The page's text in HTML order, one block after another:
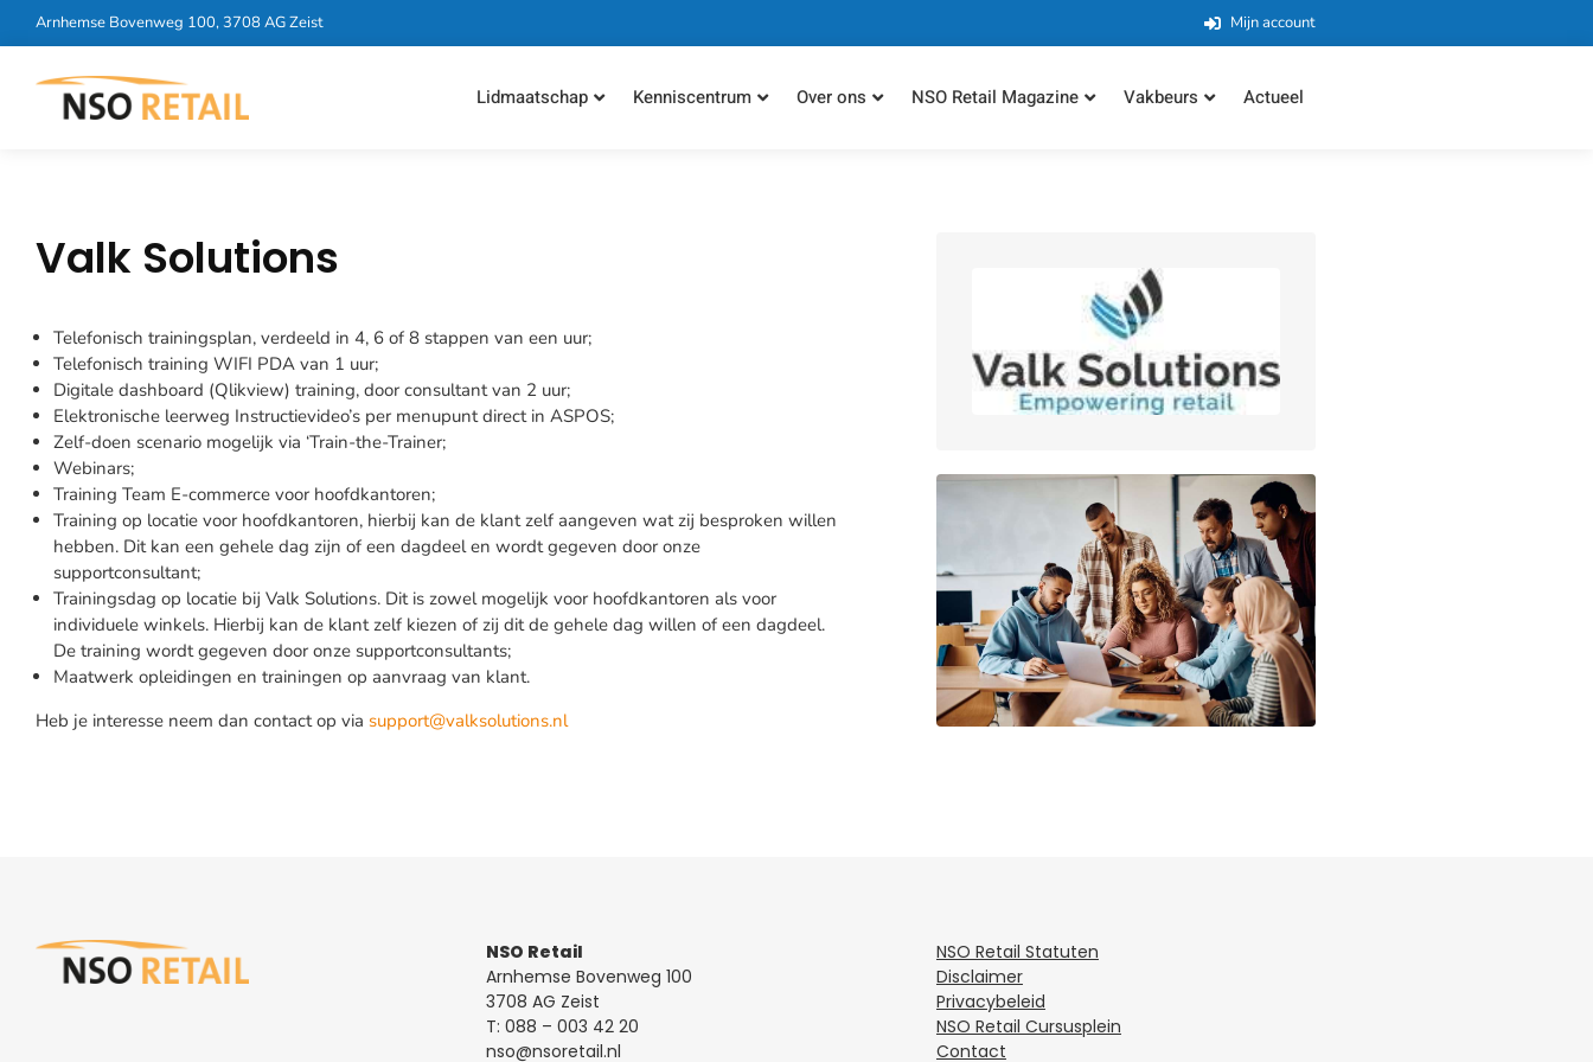
Arnhemse Bovenweg 100, 3708 AG Zeist Mijn account
Lidmaatschap Kenniscentrum Over ons NSO Retail Magazine Vakbeurs Actueel
Valk Solutions
Telefonisch trainingsplan, verdeeld in 4, 6 of 8 stappen van een uur;
Telefonisch training WIFI PDA van 1 uur;
Digitale dashboard (Qlikview) training, door consultant van 2 uur;
Elektronische leerweg Instructievideo’s per menupunt direct in ASPOS;
Zelf-doen scenario mogelijk via ‘Train-the-Trainer;
Webinars;
Training Team E-commerce voor hoofdkantoren;
Training op locatie voor hoofdkantoren, hierbij kan de klant zelf aangeven wat zij besproken willen
hebben. Dit kan een gehele dag zijn of een dagdeel en wordt gegeven door onze
supportconsultant;
Trainingsdag op locatie bij Valk Solutions. Dit is zowel mogelijk voor hoofdkantoren als voor
individuele winkels. Hierbij kan de klant zelf kiezen of zij dit de gehele dag willen of een dagdeel.
De training wordt gegeven door onze supportconsultants;
Maatwerk opleidingen en trainingen op aanvraag van klant.
Heb je interesse neem dan contact op via support@valksolutions.nl
NSO Retail
Arnhemse Bovenweg 100
3708 AG Zeist
T: 088 – 003 42 20
nso@nsoretail.nl
NSO Retail Statuten
Disclaimer
Privacybeleid
NSO Retail Cursusplein
Contact